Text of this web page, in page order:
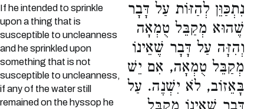
If he intended to sprinkle
upon a thing that is
susceptible to uncleanness
and he sprinkled upon
something that is not
susceptible to uncleanness,
if any of the water still
remained on the hyssop he
נִתְכַּוֵּן לְהַזּוֹת עַל דָּבָר
שֶׁהוּא מְקַבֵּל טֻמְאָה
וְהִזָּה עַל דָּבָר שֶׁאֵינוֹ
מְקַבֵּל טֻמְאָה, אִם יֵשׁ
בָּאֵזוֹב, לֹא יִשְׁנֶה. עַל